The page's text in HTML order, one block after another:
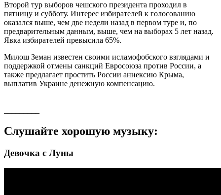
Второй тур выборов чешского президента проходил в
пятницу и субботу. Интерес избирателей к голосованию
оказался выше, чем две недели назад в первом туре и, по
предварительным данным, выше, чем на выборах 5 лет назад.
Явка избирателей превысила 65%.
Милош Земан известен своими исламофобского взглядами и
поддержкой отмены санкций Евросоюза против России, а
также предлагает простить России аннексию Крыма,
выплатив Украине денежную компенсацию.
Слушайте хорошую музыку:
Девочка с Луны